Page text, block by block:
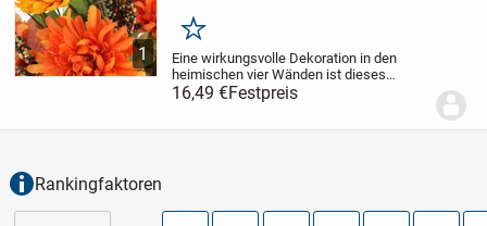
1
Merken
Eine wirkungsvolle Dekoration in den
heimischen vier Wänden ist dieses
naturgetreue Kunstblumen-Gesteck im
Topf. Dieses Arrangement begeistert im
16,49 €Festpreis
Rankingfaktoren